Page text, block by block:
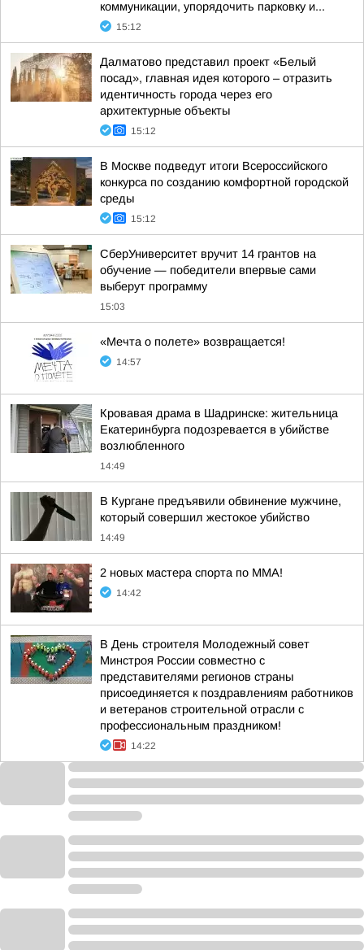
коммуникации, упорядочить парковку и...
15:12
Далматово представил проект «Белый
посад», главная идея которого – отразить
идентичность города через его
архитектурные объекты
15:12
В Москве подведут итоги Всероссийского
конкурса по созданию комфортной городской
среды
15:12
СберУниверситет вручит 14 грантов на
обучение — победители впервые сами
выберут программу
15:03
«Мечта о полете» возвращается!
14:57
Кровавая драма в Шадринске: жительница
Екатеринбурга подозревается в убийстве
возлюбленного
14:49
В Кургане предъявили обвинение мужчине,
который совершил жестокое убийство
14:49
2 новых мастера спорта по ММА!
14:42
В День строителя Молодежный совет
Минстроя России совместно с
представителями регионов страны
присоединяется к поздравлениям работников
и ветеранов строительной отрасли с
профессиональным праздником!
14:22